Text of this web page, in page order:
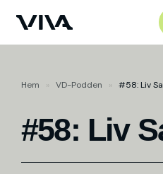
Hem » VD-Podden » #58: Liv
#58: Liv